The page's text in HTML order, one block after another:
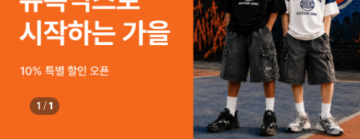
1 / 1